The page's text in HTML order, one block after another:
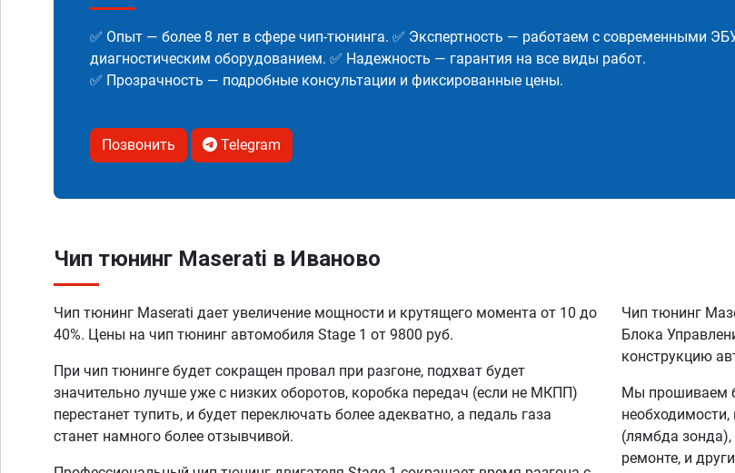
✅ Опыт — более 8 лет в сфере чип-тюнинга. ✅ Экспертность — работаем с современными
диагностическим оборудованием. ✅ Надежность — гарантия на все виды работ.
✅ Прозрачность — подробные консультации и фиксированные цены.
Позвонить Telegram
Чип тюнинг Maserati в Иваново
Чип тюнинг Maserati дает увеличение мощности и крутящего момента от 10 до
40%. Цены на чип тюнинг автомобиля Stage 1 от 9800 руб.
При чип тюнинге будет сокращен провал при разгоне, подхват будет
значительно лучше уже с низких оборотов, коробка передач (если не МКПП)
перестанет тупить, и будет переключать более адекватно, а педаль газа
станет намного более отзывчивой.
Чип тюнинг
Блока
конструкцию
Мы прошиваем
(лямбда зонда),
ремонте, и